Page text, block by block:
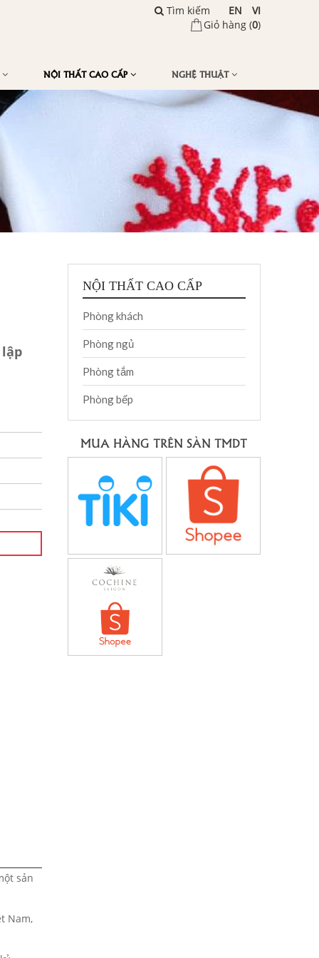
Giỏ hàng (0)
VI
EN
Tìm kiếm
NỘI THẤT CAO CẤP NGHỆ THUẬT
sản
Nam,
NỘI THẤT CAO CẤP
Phòng khách
Phòng ngủ
Phòng tắm
Phòng bếp
MUA HÀNG TRÊN SÀN TMDT